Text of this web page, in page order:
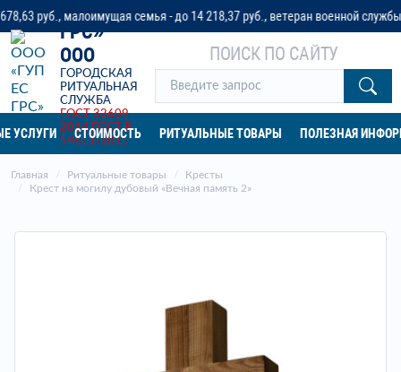
малоимущая семья - до 14 218,37 руб., ветеран военной службы -
«ГУП ЕС
ГРС»
ООО
ГОРОДСКАЯ
РИТУАЛЬНАЯ
СЛУЖБА
ГОСТ 32609-
2014 ГОСТ Р
54611-2011
ПОИСК ПО САЙТУ
УСЛУГИ СТОИМОСТЬ РИТУАЛЬНЫЕ ТОВАРЫ ПОЛЕЗНАЯ
Главная Ритуальные товары
Кресты
Крест на могилу дубовый «Вечная память 2»